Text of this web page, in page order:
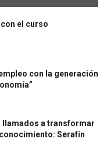
el curso
con la generación
llamados a transformar
Serafín